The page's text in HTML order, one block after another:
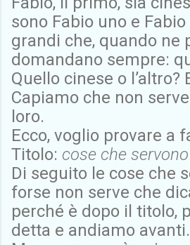
sono Fabio uno e
grandi che, quando ne
domandano sempre:
Quello cinese o l’altro?
Capiamo che non
loro.
Ecco, voglio provare a
Titolo: cose che servono
Di seguito le cose che
forse non serve che
perché è dopo il titolo,
detta e andiamo avanti.